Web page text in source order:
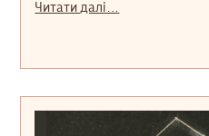
Читати далі…